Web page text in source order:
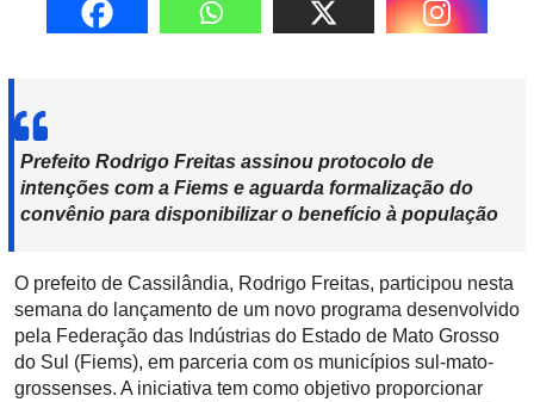
Prefeito Rodrigo Freitas assinou protocolo de
intenções com a Fiems e aguarda formalização do
convênio para disponibilizar o benefício à população
O prefeito de Cassilândia, Rodrigo Freitas, participou nesta
semana do lançamento de um novo programa desenvolvido
pela Federação das Indústrias do Estado de Mato Grosso
do Sul (Fiems), em parceria com os municípios sul-mato-
grossenses. A iniciativa tem como objetivo proporcionar